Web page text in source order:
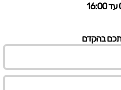
בהקדם